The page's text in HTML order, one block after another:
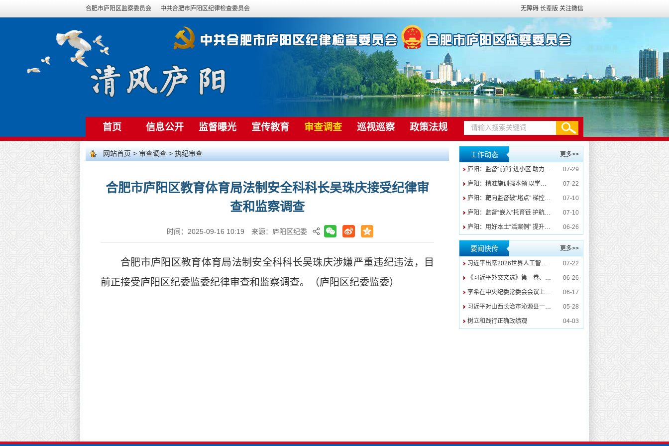
合肥市庐阳区监察委员会 中共合肥市庐阳区纪律检查委员会 无障碍 长辈版 关注微信
首页 信息公开 监督曝光 宣传教育 审查调查 巡视巡察 政策法规
网站首页>审查调查 > 执纪审查
合肥市庐阳区教育体育局法制安全科科长吴珠庆接受纪律审
查和监察调查
时间：2025-09-16 10:19 来源：庐阳区纪委
合肥市庐阳区教育体育局法制安全科科长吴珠庆涉嫌严重违纪违法，目
前正接受庐阳区纪委监委纪律审查和监察调查。（庐阳区纪委监委）
工作动态 更多>>
庐阳：监督“前哨”进小区 助力旧改“换新颜” 07-29
庐阳：精准施训强本领 以学促干淬尖兵 07-22
庐阳：靶向监督破“堵点” 梯控赋能守“安居” 07-10
庐阳：监督“嵌入”托育链 护航幼儿“成长路” 07-10
庐阳：用好本土“活案例” 提升警示教育震慑力 06-26
要闻快传 更多>>
习近平出席2026世界人工智能大会暨人工智能全球治理高级别会议开幕式并发表主旨讲话 07-22
《习近平外交文选》第一卷、第二卷出版发行 06-26
李希在中央纪委常委会会议上强调 深入学习贯彻习近平党建思想 纵深推进纪检监察工作高质量发展 06-17
习近平对山西长治市沁源县一煤矿瓦斯爆炸事故作出重要指示 05-28
树立和践行正确政绩观 04-03